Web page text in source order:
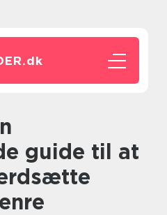
dk
guide til at